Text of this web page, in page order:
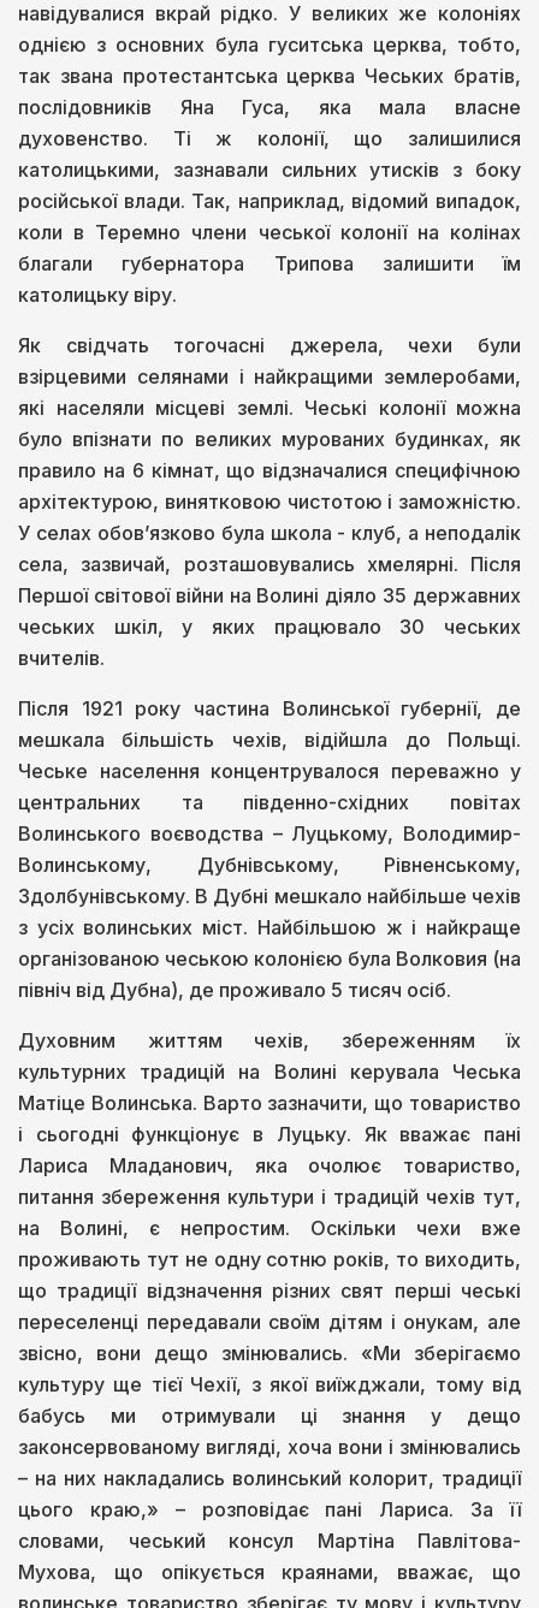
навідувалися вкрай рідко. У великих же колоніях
однією з основних була гуситська церква, тобто,
так звана протестантська церква Чеських братів,
послідовників Яна Гуса, яка мала власне
духовенство. Ті ж колонії, що залишилися
католицькими, зазнавали сильних утисків з боку
російської влади. Так, наприклад, відомий випадок,
коли в Теремно члени чеської колонії на колінах
благали губернатора Трипова залишити їм
католицьку віру.
Як свідчать тогочасні джерела, чехи були
взірцевими селянами і найкращими землеробами,
які населяли місцеві землі. Чеські колонії можна
було впізнати по великих мурованих будинках, як
правило на 6 кімнат, що відзначалися специфічною
архітектурою, винятковою чистотою і заможністю.
У селах обов’язково була школа - клуб, а неподалік
села, зазвичай, розташовувались хмелярні. Після
Першої світової війни на Волині діяло 35 державних
чеських шкіл, у яких працювало 30 чеських
вчителів.
Після 1921 року частина Волинської губернії, де
мешкала більшість чехів, відійшла до Польщі.
Чеське населення концентрувалося переважно у
центральних та південно-східних повітах
Волинського воєводства – Луцькому, Володимир-
Волинському, Дубнівському, Рівненському,
Здолбунівському. В Дубні мешкало найбільше чехів
з усіх волинських міст. Найбільшою ж і найкраще
організованою чеською колонією була Волковия (на
північ від Дубна), де проживало 5 тисяч осіб.
Духовним життям чехів, збереженням їх
культурних традицій на Волині керувала Чеська
Матіце Волинська. Варто зазначити, що товариство
і сьогодні функціонує в Луцьку. Як вважає пані
Лариса Младанович, яка очолює товариство,
питання збереження культури і традицій чехів тут,
на Волині, є непростим. Оскільки чехи вже
проживають тут не одну сотню років, то виходить,
що традиції відзначення різних свят перші чеські
переселенці передавали своїм дітям і онукам, але
звісно, вони дещо змінювались. «Ми зберігаємо
культуру ще тієї Чехії, з якої виїжджали, тому від
бабусь ми отримували ці знання у дещо
законсервованому вигляді, хоча вони і змінювались
– на них накладались волинський колорит, традиції
цього краю,» – розповідає пані Лариса. За її
словами, чеський консул Мартіна Павлітова-
Мухова, що опікується краянами, вважає, що